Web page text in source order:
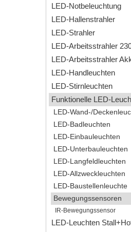
LED-Notbeleuchtung
LED-Hallenstrahler
LED-Strahler
LED-Arbeitsstrahler
LED-Arbeitsstrahler
LED-Handleuchten
LED-Stirnleuchten
Funktionelle LED-
LED-Wand-/
LED-Badleuchten
LED-Einbauleuchten
LED-Unterbauleuchten
LED-Langfeldleuchten
LED-Allzweckleuchten
LED-Baustellenleuchte
Bewegungssensoren
IR-Bewegungssensor
LED-Leuchten